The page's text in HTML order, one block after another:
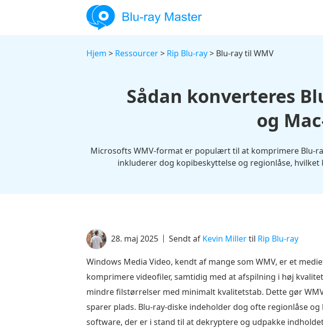
Hjem > Ressourcer> Rip Blu-ray> Blu-ray til WMV
Sådan konverteres
og
Microsofts WMV-format er populært til at komprimere Blu-
inkluderer dog kopibeskyttelse og regionlåse,
28. maj 2025 Sendt af Kevin Millertil Rip Blu-ray
Windows Media Video, kendt af mange som WMV, er et
komprimere videofiler, samtidig med at afspilning i høj
mindre filstørrelser med minimalt kvalitetstab. Dette gør
sparer plads. Blu-ray-diske indeholder dog ofte regionlåse
software, der er i stand til at dekryptere og udpakke